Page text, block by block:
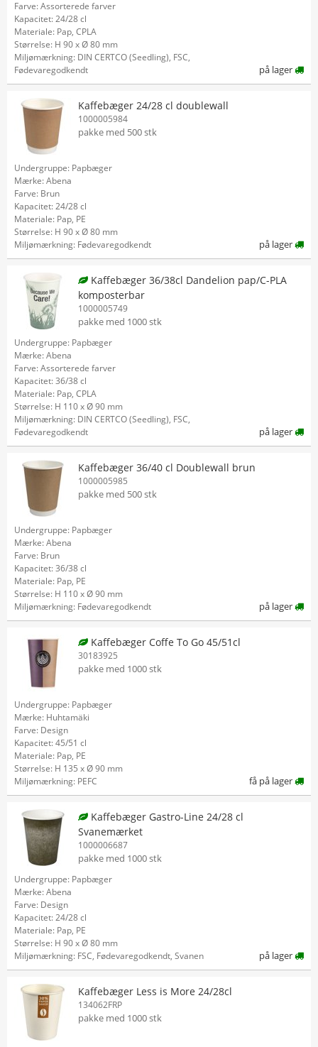
Farve: Assorterede farver
Kapacitet: 24/28 cl
Materiale: Pap, CPLA
Størrelse: H 90 x Ø 80 mm
Miljømærkning: DIN CERTCO (Seedling), FSC,
Fødevaregodkendt
på lager
Kaffebæger 24/28 cl doublewall
1000005984
pakke med 500 stk
Undergruppe: Papbæger
Mærke: Abena
Farve: Brun
Kapacitet: 24/28 cl
Materiale: Pap, PE
Størrelse: H 90 x Ø 80 mm
Miljømærkning: Fødevaregodkendt
på lager
Kaffebæger 36/38cl Dandelion pap/C-PLA
komposterbar
1000005749
pakke med 1000 stk
Undergruppe: Papbæger
Mærke: Abena
Farve: Assorterede farver
Kapacitet: 36/38 cl
Materiale: Pap, CPLA
Størrelse: H 110 x Ø 90 mm
Miljømærkning: DIN CERTCO (Seedling), FSC,
Fødevaregodkendt
på lager
Kaffebæger 36/40 cl Doublewall brun
1000005985
pakke med 500 stk
Undergruppe: Papbæger
Mærke: Abena
Farve: Brun
Kapacitet: 36/38 cl
Materiale: Pap, PE
Størrelse: H 110 x Ø 90 mm
Miljømærkning: Fødevaregodkendt
på lager
Kaffebæger Coffe To Go 45/51cl
30183925
pakke med 1000 stk
Undergruppe: Papbæger
Mærke: Huhtamäki
Farve: Design
Kapacitet: 45/51 cl
Materiale: Pap, PE
Størrelse: H 135 x Ø 90 mm
Miljømærkning: PEFC
få på lager
Kaffebæger Gastro-Line 24/28 cl
Svanemærket
1000006687
pakke med 1000 stk
Undergruppe: Papbæger
Mærke: Abena
Farve: Design
Kapacitet: 24/28 cl
Materiale: Pap, PE
Størrelse: H 90 x Ø 80 mm
Miljømærkning: FSC, Fødevaregodkendt, Svanen
på lager
Kaffebæger Less is More 24/28cl
134062FRP
pakke med 1000 stk